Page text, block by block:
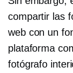
compartir las
web con un
plataforma
fotógrafo